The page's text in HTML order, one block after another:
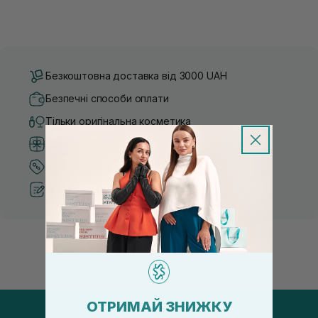
Безкоштовна доставка від 3000 UAH
Безпечні способи оплати
Тільки оригінальна косметика
Система бонусів та лояльності
Кращі ціни та топ товари
Рекомендації від косметологів
ОТРИМАЙ ЗНИЖКУ